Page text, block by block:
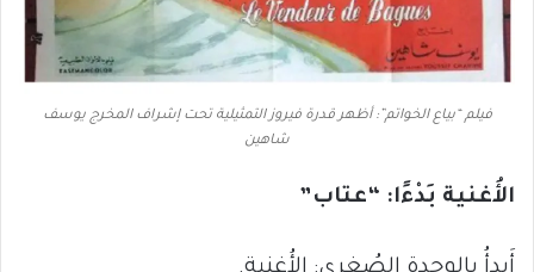
فيلم “بياع الخواتم”: أظهر قدرة فيروز التمثيلية تحت إشراف المخرج يوسف
شاهين
الأُغنية بَدْءًا: “عتاب”